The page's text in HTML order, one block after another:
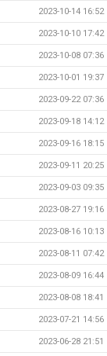
2023-10-14 16:52
2023-10-10 17:42
2023-10-08 07:36
2023-10-01 19:37
2023-09-22 07:36
2023-09-18 14:12
2023-09-16 18:15
2023-09-11 20:25
2023-09-03 09:35
2023-08-27 19:16
2023-08-16 10:13
2023-08-11 07:42
2023-08-09 16:44
2023-08-08 18:41
2023-07-21 14:56
2023-06-28 21:51